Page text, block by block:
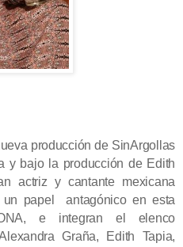
producción de SinArgollas
y bajo la producción de Edith
actriz y cantante mexicana
un papel antagónico en esta
e integran el elenco
Graña, Edith Tapia,